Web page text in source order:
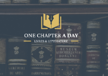
Aller
contenu